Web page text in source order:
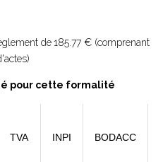
de185.77 € (comprenant
pour cette formalité
TVA INPI BODACC